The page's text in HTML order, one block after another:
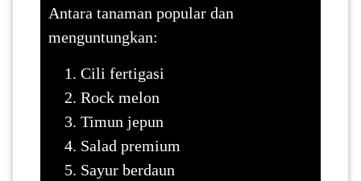
Antara tanaman popular dan
menguntungkan:
Cili fertigasi
Rock melon
Timun jepun
Salad premium
Sayur berdaun